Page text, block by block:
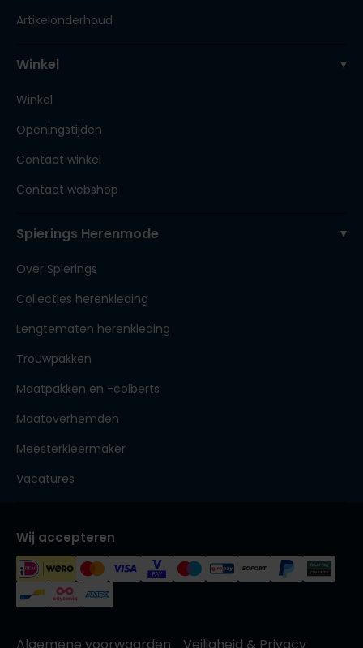
Artikelonderhoud
Winkel
Winkel
Openingstijden
Contact winkel
Contact webshop
Spierings Herenmode
Over Spierings
Collecties herenkleding
Lengtematen herenkleding
Trouwpakken
Maatpakken en -colberts
Maatoverhemden
Meesterkleermaker
Vacatures
Wij accepteren